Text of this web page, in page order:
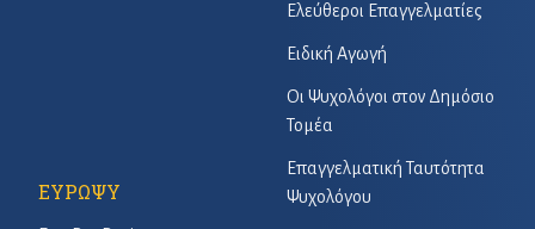
Ελεύθεροι Επαγγελματίες
Ειδική Αγωγή
Οι Ψυχολόγοι στον Δημόσιο
Τομέα
Επαγγελματική Ταυτότητα
Ψυχολόγου
ΕΥΡΩΨΥ